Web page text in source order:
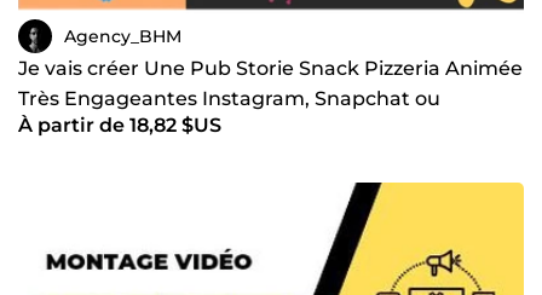
Agency_BHM
Je vais créer Une Pub Storie Snack Pizzeria Animée
Très Engageantes Instagram, Snapchat ou
Facebook Story
À partir de 18,82 $US